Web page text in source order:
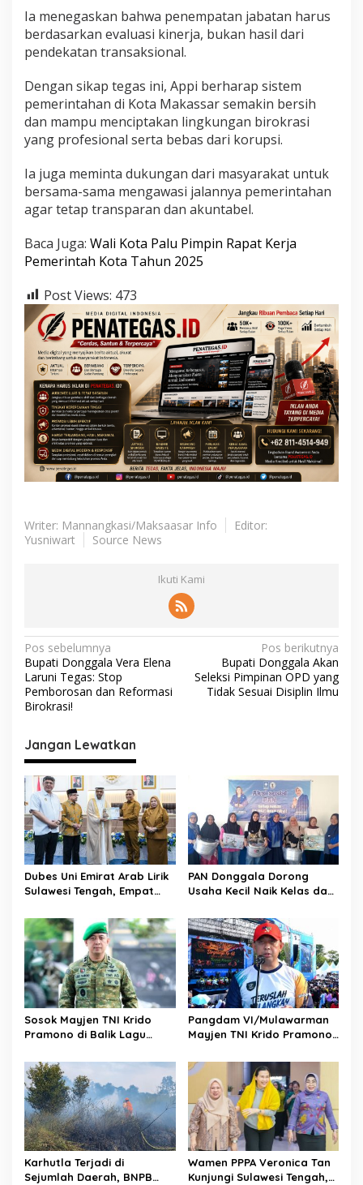
Ia menegaskan bahwa penempatan jabatan harus
berdasarkan evaluasi kinerja, bukan hasil dari
pendekatan transaksional.
Dengan sikap tegas ini, Appi berharap sistem
pemerintahan di Kota Makassar semakin bersih
dan mampu menciptakan lingkungan birokrasi
yang profesional serta bebas dari korupsi.
Ia juga meminta dukungan dari masyarakat untuk
bersama-sama mengawasi jalannya pemerintahan
agar tetap transparan dan akuntabel.
Baca Juga: Wali Kota Palu Pimpin Rapat Kerja
Pemerintah Kota Tahun 2025
Post Views: 473
Writer: Mannangkasi/Maksaasar Info
Editor:
Yusniwart
Source News
Ikuti Kami
N
a
v
i
g
a
s
i
p
o
s
Pos sebelumnya
Bupati Donggala Vera Elena
Laruni Tegas: Stop
Pemborosan dan Reformasi
Birokrasi!
Pos berikutnya
Bupati Donggala Akan
Seleksi Pimpinan OPD yang
Tidak Sesuai Disiplin Ilmu
Jangan Lewatkan
Dubes Uni Emirat Arab Lirik
Sulawesi Tengah, Empat
Jadi Magnet Investasi
PAN Donggala Dorong
Usaha Kecil Naik Kelas dan
Sosok Mayjen TNI Krido
Pramono di Balik Lagu
Melangkah”
Pangdam VI/Mulawarman
Mayjen TNI Krido Pramono
“Teruslah Melangkah”
Karhutla Terjadi di
Sejumlah Daerah, BNPB
Wamen PPPA Veronica Tan
Kunjungi Sulawesi Tengah,